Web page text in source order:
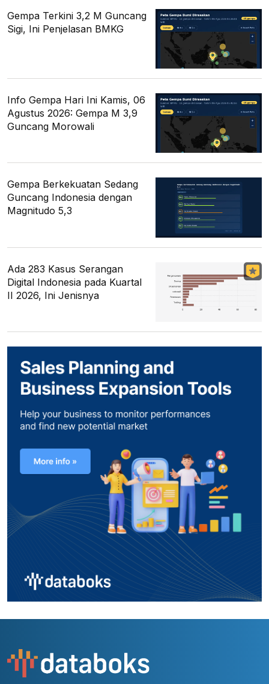
Gempa Terkini 3,2 M Guncang
Sigi, Ini Penjelasan BMKG
Info Gempa Hari Ini Kamis, 06
Agustus 2026: Gempa M 3,9
Guncang Morowali
Gempa Berkekuatan Sedang
Guncang Indonesia dengan
Magnitudo 5,3
Ada 283 Kasus Serangan
Digital Indonesia pada Kuartal
II 2026, Ini Jenisnya